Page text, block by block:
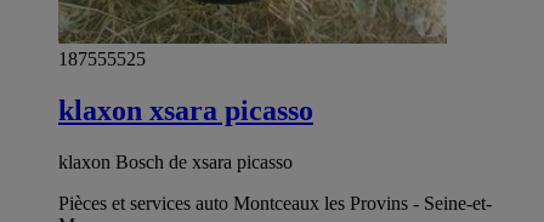
187555525
klaxon xsara picasso
klaxon Bosch de xsara picasso
Pièces et services auto Montceaux les Provins - Seine-et-